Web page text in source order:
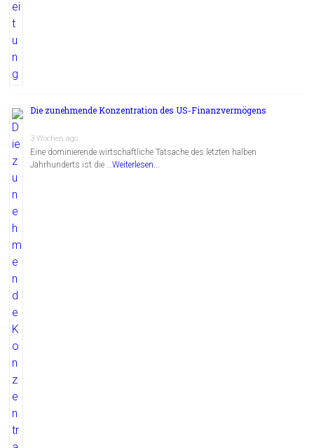
Die zunehmende Konzentration des US-Finanzvermögens
3 Wochen ago
Eine dominierende wirtschaftliche Tatsache des letzten halben
Jahrhunderts ist die …Weiterlesen...